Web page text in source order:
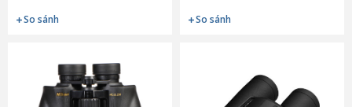
So sánh So sánh